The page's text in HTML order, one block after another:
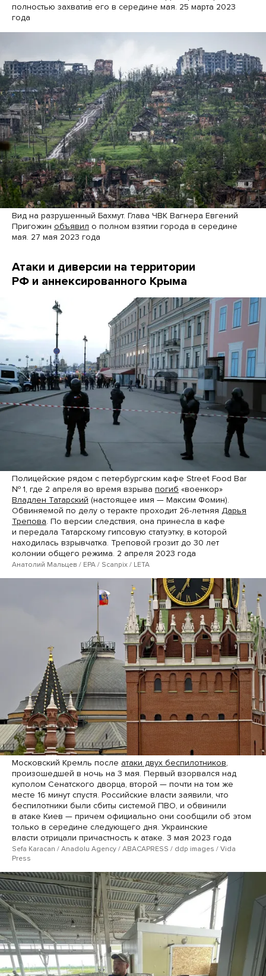
полностью захватив его в середине мая. 25 марта 2023
года
Вид на разрушенный Бахмут. Глава ЧВК Вагнера Евгений
Пригожин объявил о полном взятии города в середине
мая. 27 мая 2023 года
Атаки и диверсии на территории
РФ и аннексированного Крыма
Полицейские рядом с петербургским кафе Street Food Bar
№ 1, где 2 апреля во время взрыва погиб «военкор»
Владлен Татарский (настоящее имя — Максим Фомин).
Обвиняемой по делу о теракте проходит 26-летняя Дарья
Трепова. По версии следствия, она принесла в кафе
и передала Татарскому гипсовую статуэтку, в которой
находилась взрывчатка. Треповой грозит до 30 лет
колонии общего режима. 2 апреля 2023 года
Анатолий Мальцев / EPA / Scanpix / LETA
Московский Кремль после атаки двух беспилотников,
произошедшей в ночь на 3 мая. Первый взорвался над
куполом Сенатского дворца, второй — почти на том же
месте 16 минут спустя. Российские власти заявили, что
беспилотники были сбиты системой ПВО, и обвинили
в атаке Киев — причем официально они сообщили об этом
только в середине следующего дня. Украинские
власти отрицали причастность к атаке. 3 мая 2023 года
Sefa Karacan / Anadolu Agency / ABACAPRESS / ddp images / Vida
Press